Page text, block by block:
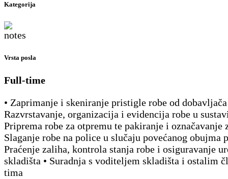
Kategorija
Vrsta posla
Full-time
• Zaprimanje i skeniranje pristigle robe od dobavljača
Razvrstavanje, organizacija i evidencija robe u
Priprema robe za otpremu te pakiranje i označavanje
Slaganje robe na police u slučaju povećanog obujma
Praćenje zaliha, kontrola stanja robe i osiguravanje
skladišta • Suradnja s voditeljem skladišta i ostalim
tima